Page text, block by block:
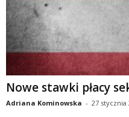
Nowe stawki płacy
Adriana Kominowska - 27 stycznia